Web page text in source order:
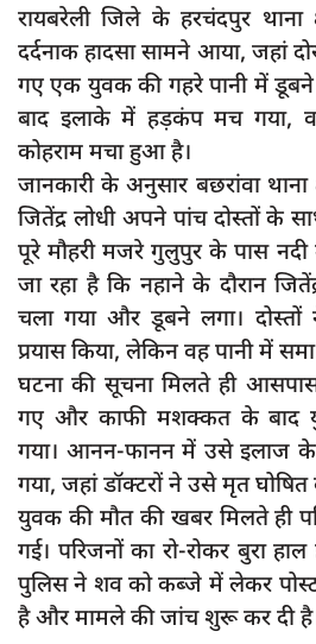
latest
प्रशासनिक
दुर्घटना
editors-pick
other
Login
Register
English
रायबरेली जिले के हरचंदपुर थाना
दर्दनाक हादसा सामने आया, जहां
गए एक युवक की गहरे पानी में
बाद इलाके में हड़कंप मच गया,
कोहराम मचा हुआ है।
जानकारी के अनुसार बछरांवा थाना
जितेंद्र लोधी अपने पांच दोस्तों के
पूरे मौहरी मजरे गुलुपुर के पास नदी
जा रहा है कि नहाने के दौरान
चला गया और डूबने लगा।
प्रयास किया, लेकिन वह पानी में
घटना की सूचना मिलते ही
गए और काफी मशक्कत के बाद
गया। आनन-फानन में उसे इलाज
गया, जहां डॉक्टरों ने उसे मृत घोषित
युवक की मौत की खबर मिलते ही
गई। परिजनों का रो-रोकर बुरा
पुलिस ने शव को कब्जे में लेकर
है और मामले की जांच शुरू कर दी